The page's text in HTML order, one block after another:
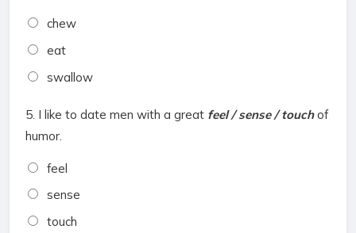
chew
eat
swallow
5. I like to date men with a great feel / sense / touchof
humor.
feel
sense
touch